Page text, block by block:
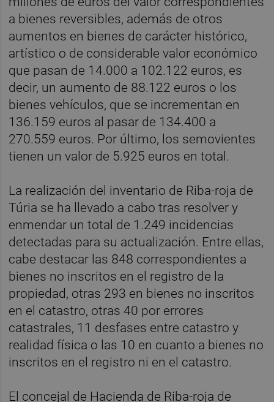
a bienes reversibles, además de otros
aumentos en bienes de carácter histórico,
artístico o de considerable valor económico
que pasan de 14.000 a 102.122 euros, es
decir, un aumento de 88.122 euros o los
bienes vehículos, que se incrementan en
136.159 euros al pasar de 134.400 a
270.559 euros. Por último, los semovientes
tienen un valor de 5.925 euros en total.
La realización del inventario de Riba-roja de
Túria se ha llevado a cabo tras resolver y
enmendar un total de 1.249 incidencias
detectadas para su actualización. Entre ellas,
cabe destacar las 848 correspondientes a
bienes no inscritos en el registro de la
propiedad, otras 293 en bienes no inscritos
en el catastro, otras 40 por errores
catastrales, 11 desfases entre catastro y
realidad física o las 10 en cuanto a bienes no
inscritos en el registro ni en el catastro.
El concejal de Hacienda de Riba-roja de